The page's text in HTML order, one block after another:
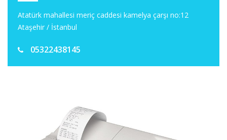
Atatürk mahallesi meriç caddesi kamelya çarşı no:12
Ataşehir / İstanbul
05322438145